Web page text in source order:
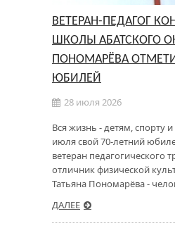
ВЕТЕРАН-ПЕДАГОГ
ШКОЛЫ АБАТСКОГО
ПОНОМАРЁВА
ЮБИЛЕЙ
28 июля 2026
Вся жизнь - детям, спорту
июля свой 70-летний
ветеран педагогического
отличник физической
Татьяна Пономарёва -
ДАЛЕЕ